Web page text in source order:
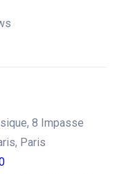
8 Impasse
Paris